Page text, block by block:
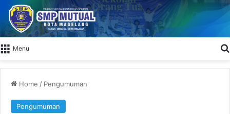
Menu
Home / Pengumuman
Pengumuman